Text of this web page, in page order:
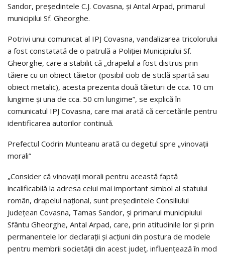
Sandor, preşedintele C.J. Covasna, şi Antal Arpad, primarul
municipilui Sf. Gheorghe.
Potrivi unui comunicat al IPJ Covasna, vandalizarea tricolorului
a fost constatată de o patrulă a Poliţiei Municipiului Sf.
Gheorghe, care a stabilit că „drapelul a fost distrus prin
tăiere cu un obiect tăietor (posibil ciob de sticlă spartă sau
obiect metalic), acesta prezenta două tăieturi de cca. 10 cm
lungime şi una de cca. 50 cm lungime”, se explică în
comunicatul IPJ Covasna, care mai arată că cercetările pentru
identificarea autorilor continuă.
Prefectul Codrin Munteanu arată cu degetul spre „vinovaţii
morali”
„Consider că vinovaţii morali pentru această faptă
incalificabilă la adresa celui mai important simbol al statului
român, drapelul naţional, sunt preşedintele Consiliului
Judeţean Covasna, Tamas Sandor, şi primarul municipiului
Sfântu Gheorghe, Antal Arpad, care, prin atitudinile lor şi prin
permanentele lor declaraţii şi acţiuni din postura de modele
pentru membrii societăţii din acest judeţ, influenţează în mod